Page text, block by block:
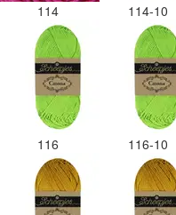
114 114-10
116 116-10